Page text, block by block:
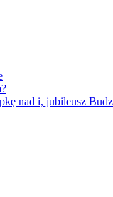
nad i, jubileusz